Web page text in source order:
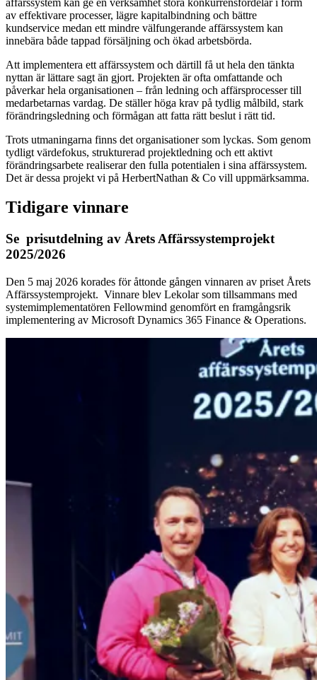
av effektivare processer, lägre kapitalbindning och bättre
kundservice medan ett mindre välfungerande affärssystem kan
innebära både tappad försäljning och ökad arbetsbörda.
Att implementera ett affärssystem och därtill få ut hela den tänkta
nyttan är lättare sagt än gjort. Projekten är ofta omfattande och
påverkar hela organisationen – från ledning och affärsprocesser till
medarbetarnas vardag. De ställer höga krav på tydlig målbild, stark
förändringsledning och förmågan att fatta rätt beslut i rätt tid.
Trots utmaningarna finns det organisationer som lyckas. Som genom
tydligt värdefokus, strukturerad projektledning och ett aktivt
förändringsarbete realiserar den fulla potentialen i sina affärssystem.
Det är dessa projekt vi på HerbertNathan & Co vill uppmärksamma.
Tidigare vinnare
Se prisutdelning av Årets Affärssystemprojekt
2025/2026
Den 5 maj 2026 korades för åttonde gången vinnaren av priset Årets
Affärssystemprojekt. Vinnare blev Lekolar som tillsammans med
systemimplementatören Fellowmind genomfört en framgångsrik
implementering av Microsoft Dynamics 365 Finance & Operations.